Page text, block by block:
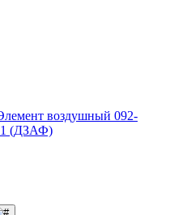
воздушный 092-
(ДЗАФ)